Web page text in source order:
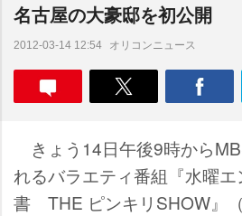
名古屋の大豪邸を初公開
2012-03-14 12:54 オリコンニュース
きょう14日午後9時から
れるバラエティ番組『水曜
書 THE ピンキリSHOW』